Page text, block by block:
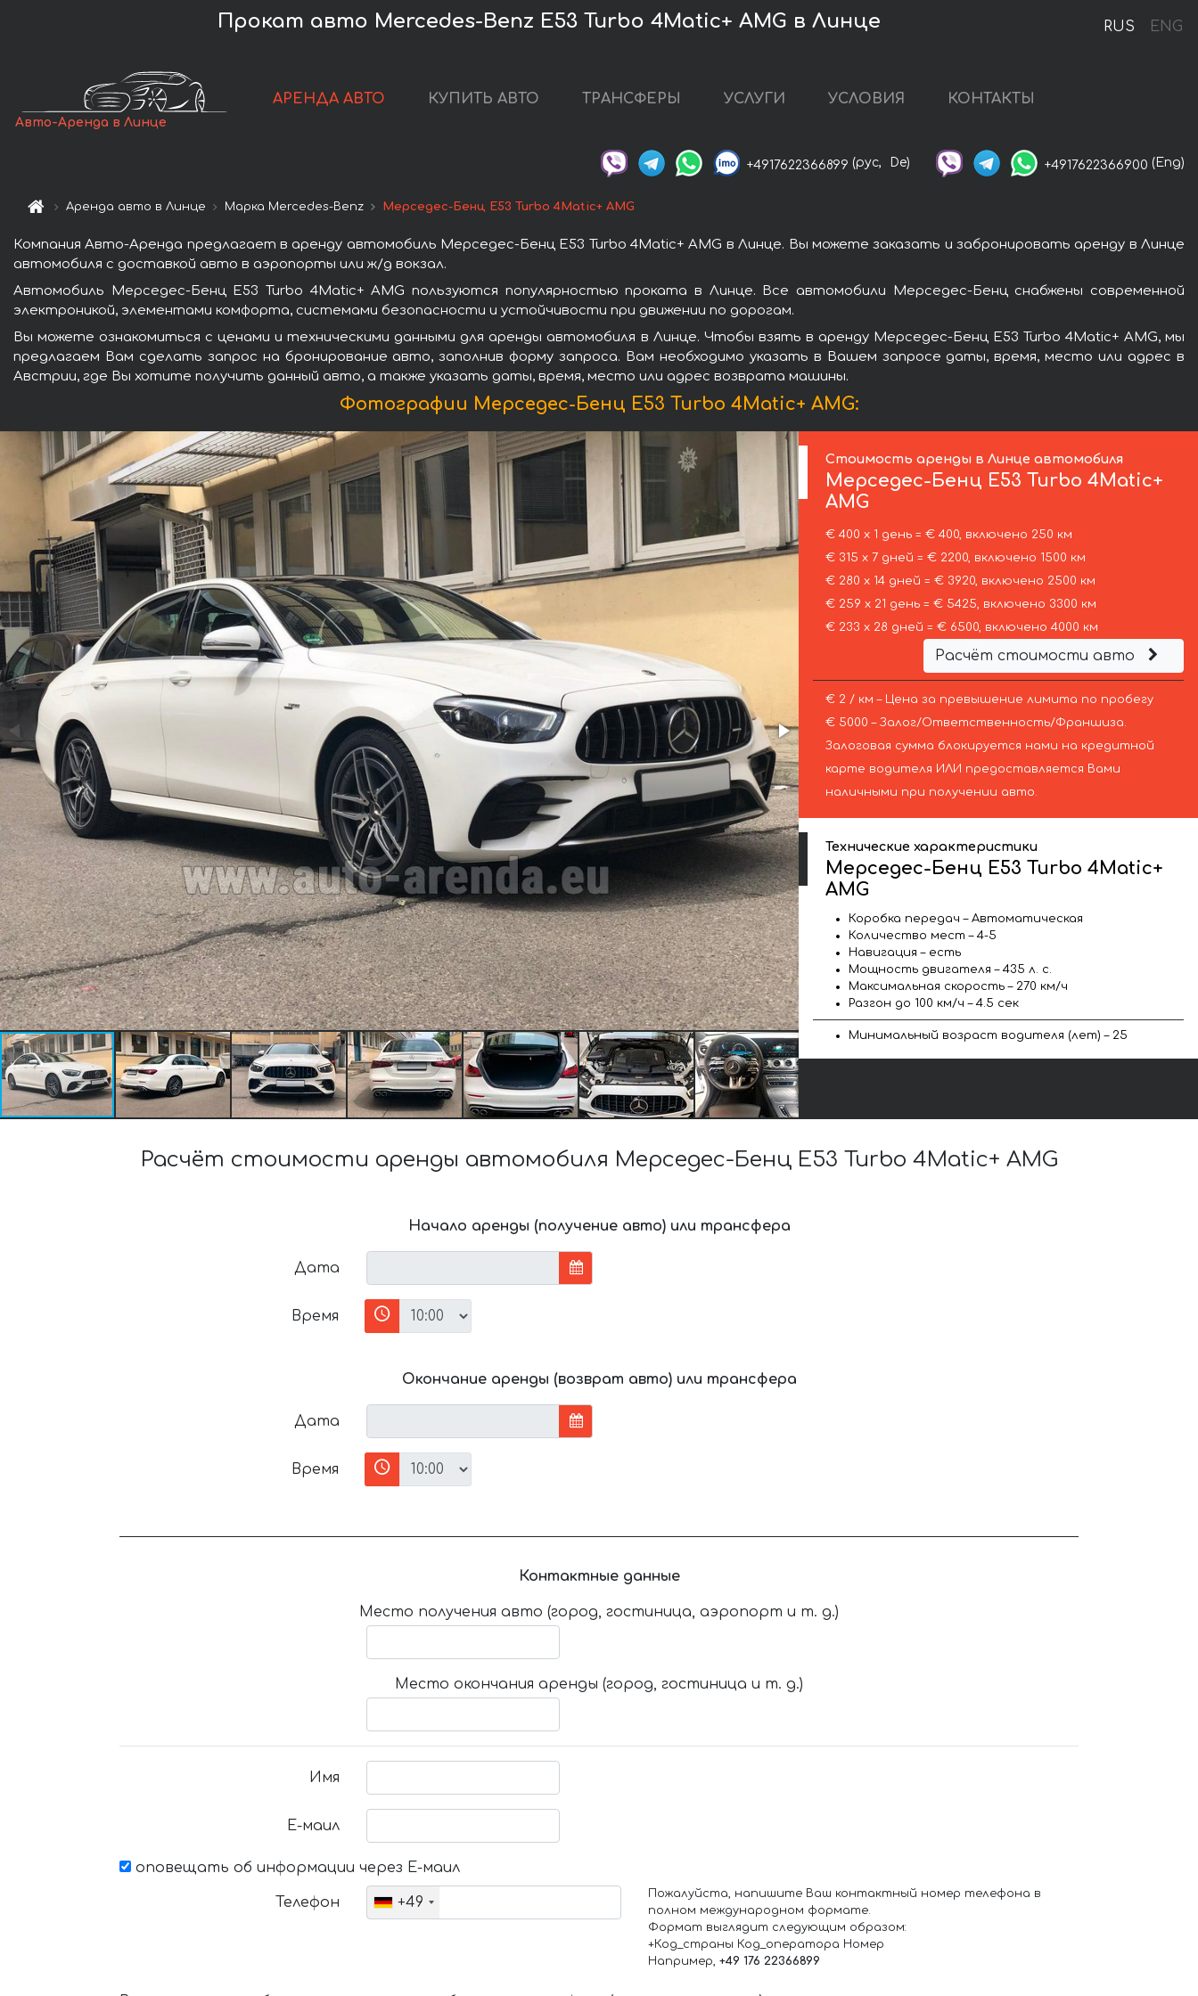
RUS ENG
Прокат авто Mercedes-Benz E53 Turbo 4Matic+ AMG в Линце
Авто-Аренда в Линце
АРЕНДА АВТО КУПИТЬ АВТО ТРАНСФЕРЫ УСЛУГИ УСЛОВИЯ КОНТАКТЫ
+4917622366899 (рус, De) +4917622366900 (Eng)
Аренда авто в Линце Марка Mercedes-Benz Мерседес-Бенц E53 Turbo 4Matic+ AMG
Компания Авто-Аренда предлагает в аренду автомобиль Мерседес-Бенц E53 Turbo 4Matic+ AMG в Линце. Вы можете заказать и забронировать аренду в Линце
автомобиля с доставкой авто в аэропорты или ж/д вокзал.
Автомобиль Мерседес-Бенц E53 Turbo 4Matic+ AMG пользуются популярностью проката в Линце. Все автомобили Мерседес-Бенц снабжены современной
электроникой, элементами комфорта, системами безопасности и устойчивости при движении по дорогам.
Вы можете ознакомиться с ценами и техническими данными для аренды автомобиля в Линце. Чтобы взять в аренду Мерседес-Бенц E53 Turbo 4Matic+ AMG, мы
предлагаем Вам сделать запрос на бронирование авто, заполнив форму запроса. Вам необходимо указать в Вашем запросе даты, время, место или адрес в
Австрии, где Вы хотите получить данный авто, а также указать даты, время, место или адрес возврата машины.
Фотографии Мерседес-Бенц E53 Turbo 4Matic+ AMG:
Стоимость аренды в Линце автомобиля
Мерседес-Бенц E53 Turbo 4Matic+
AMG
€ 400 х 1 день = € 400, включено 250 км
€ 315 х 7 дней = € 2200, включено 1500 км
€ 280 х 14 дней = € 3920, включено 2500 км
€ 259 х 21 день = € 5425, включено 3300 км
€ 233 х 28 дней = € 6500, включено 4000 км
Расчёт стоимости авто
€ 2 / км – Цена за превышение лимита по пробегу
€ 5000 – Залог/Ответственность/Франшиза.
Залоговая сумма блокируется нами на кредитной
карте водителя ИЛИ предоставляется Вами
наличными при получении авто.
Технические характеристики
Мерседес-Бенц E53 Turbo 4Matic+
AMG
Коробка передач – Автоматическая
Количество мест – 4-5
Навигация – есть
Мощность двигателя – 435 л. с.
Максимальная скорость – 270 км/ч
Разгон до 100 км/ч – 4.5 сек
Минимальный возраст водителя (лет) – 25
Расчёт стоимости аренды автомобиля Мерседес-Бенц E53 Turbo 4Matic+ AMG
Начало аренды (получение авто) или трансфера
Дата
Время
Окончание аренды (возврат авто) или трансфера
Дата
Время
Контактные данные
Место получения авто (город, гостиница, аэропорт и т. д.)
Место окончания аренды (город, гостиница и т. д.)
Имя
Е-маил
оповещать об информации через Е-маил
Телефон +49
Пожалуйста, напишите Ваш контактный номер телефона в
полном международном формате.
Формат выглядит следующим образом:
+Код_страны Код_оператора Номер
Например, +49 176 22366899